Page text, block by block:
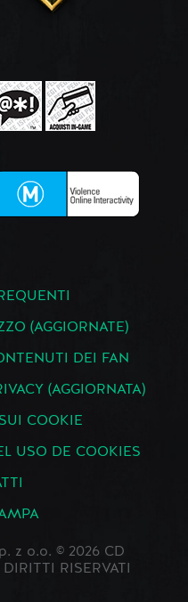
(AGGIORNATE)
DEI FAN
(AGGIORNATA)
COOKIE
USO DE COOKIES
z o.o. © 2026 CD
RISERVATI